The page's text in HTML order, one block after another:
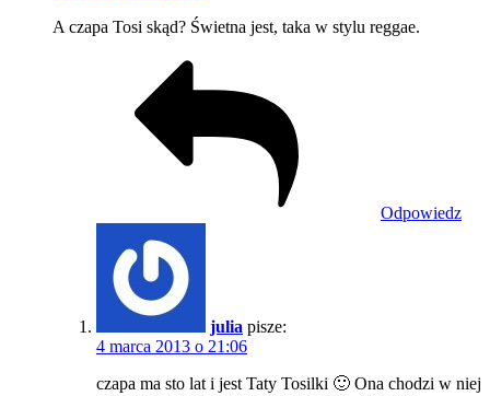
A czapa Tosi skąd? Świetna jest, taka w stylu reggae.
Odpowiedz
julia pisze:
4 marca 2013 o 21:06
czapa ma sto lat i jest Taty Tosilki 🙂 Ona chodzi w niej